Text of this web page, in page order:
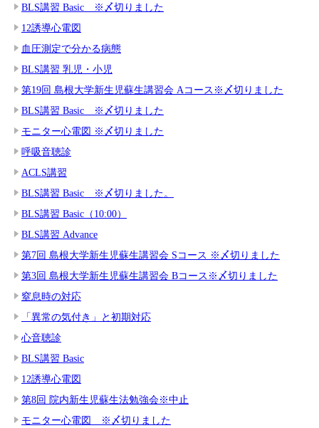
BLS講習 Basic ※〆切りました
12誘導心電図
血圧測定で分かる病態
BLS講習 乳児・小児
第19回 島根大学新生児蘇生講習会 Aコース※〆切りました
BLS講習 Basic ※〆切りました
モニター心電図 ※〆切りました
呼吸音聴診
ACLS講習
BLS講習 Basic ※〆切りました。
BLS講習 Basic（10:00）
BLS講習 Advance
第7回 島根大学新生児蘇生講習会 Sコース ※〆切りました
第3回 島根大学新生児蘇生講習会 Bコース※〆切りました
窒息時の対応
「異常の気付き」と初期対応
心音聴診
BLS講習 Basic
12誘導心電図
第8回 院内新生児蘇生法勉強会※中止
モニター心電図 ※〆切りました